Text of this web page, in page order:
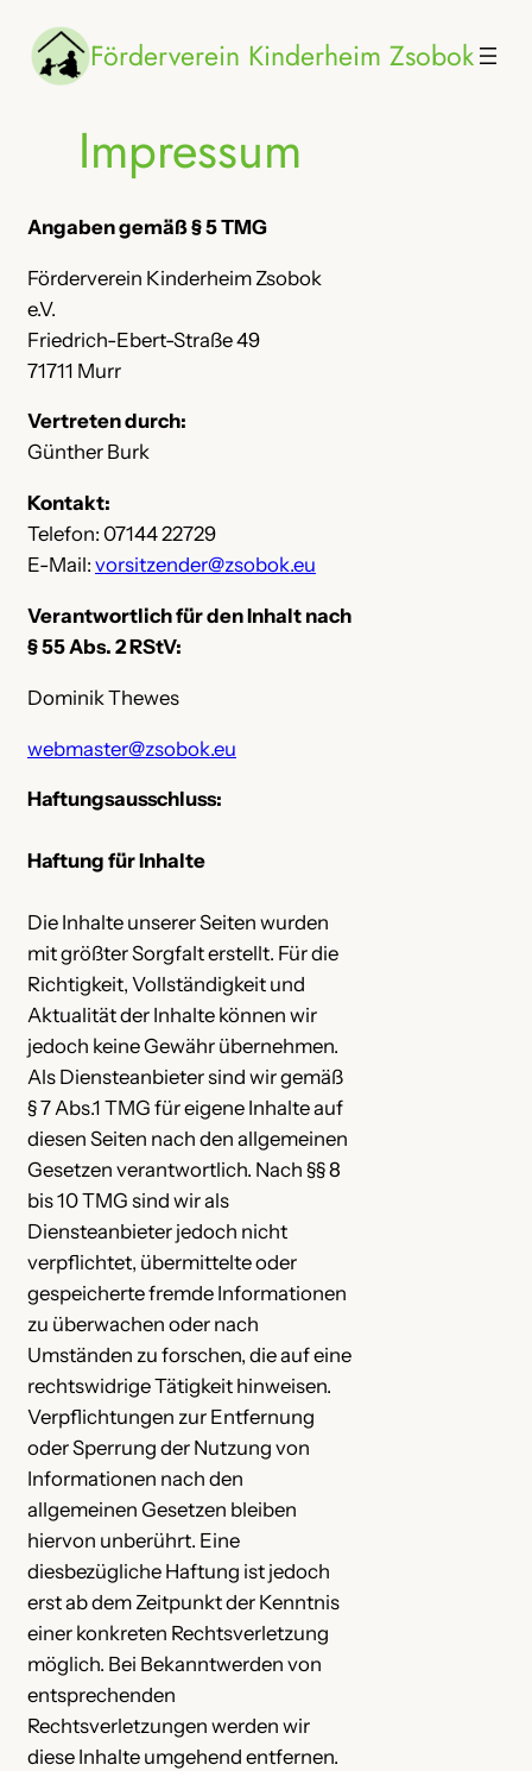
Zum
Inhalt
springen
Förderverein Kinderheim Zsobok
Impressum
Angaben gemäß § 5 TMG
Förderverein Kinderheim Zsobok
e.V.
Friedrich-Ebert-Straße 49
71711 Murr
Vertreten durch:
Günther Burk
Kontakt:
Telefon: 07144 22729
E-Mail: vorsitzender@zsobok.eu
Verantwortlich für den Inhalt nach
§ 55 Abs. 2 RStV:
Dominik Thewes
webmaster@zsobok.eu
Haftungsausschluss:
Haftung für Inhalte
Die Inhalte unserer Seiten wurden
mit größter Sorgfalt erstellt. Für die
Richtigkeit, Vollständigkeit und
Aktualität der Inhalte können wir
jedoch keine Gewähr übernehmen.
Als Diensteanbieter sind wir gemäß
§ 7 Abs.1 TMG für eigene Inhalte auf
diesen Seiten nach den allgemeinen
Gesetzen verantwortlich. Nach §§ 8
bis 10 TMG sind wir als
Diensteanbieter jedoch nicht
verpflichtet, übermittelte oder
gespeicherte fremde Informationen
zu überwachen oder nach
Umständen zu forschen, die auf eine
rechtswidrige Tätigkeit hinweisen.
Verpflichtungen zur Entfernung
oder Sperrung der Nutzung von
Informationen nach den
allgemeinen Gesetzen bleiben
hiervon unberührt. Eine
diesbezügliche Haftung ist jedoch
erst ab dem Zeitpunkt der Kenntnis
einer konkreten Rechtsverletzung
möglich. Bei Bekanntwerden von
entsprechenden
Rechtsverletzungen werden wir
diese Inhalte umgehend entfernen.